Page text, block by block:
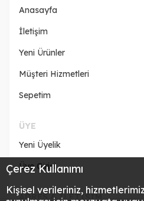
Çerez Kullanımı
Kişisel verileriniz,
Anasayfa
İletişim
Yeni Ürünler
Müşteri Hizmetleri
Sepetim
ÜYE
Yeni Üyelik
Üye Girişi
ADRES & İLETİŞİM